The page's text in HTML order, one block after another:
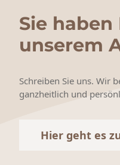
Sie haben
unserem
Schreiben Sie uns. Wir
ganzheitlich und
Hier geht es